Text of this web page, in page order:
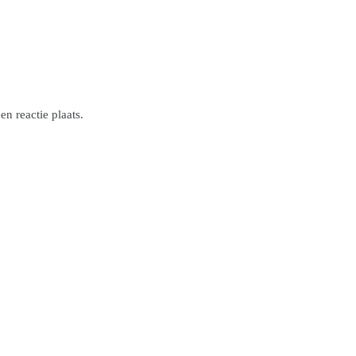
reactie plaats.